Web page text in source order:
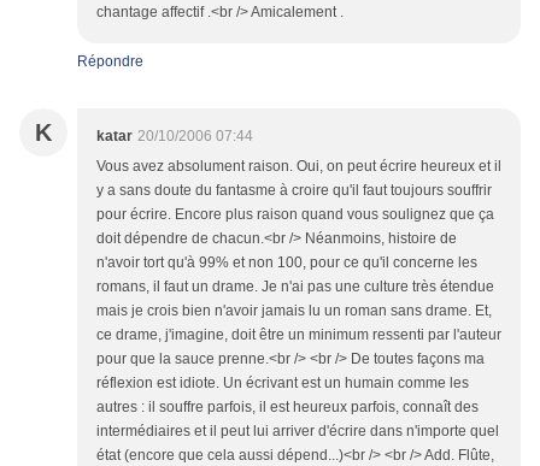
chantage affectif .<br /> Amicalement .
Répondre
K katar 20/10/2006 07:44
Vous avez absolument raison. Oui, on peut écrire heureux et il
y a sans doute du fantasme à croire qu'il faut toujours souffrir
pour écrire. Encore plus raison quand vous soulignez que ça
doit dépendre de chacun.<br /> Néanmoins, histoire de
n'avoir tort qu'à 99% et non 100, pour ce qu'il concerne les
romans, il faut un drame. Je n'ai pas une culture très étendue
mais je crois bien n'avoir jamais lu un roman sans drame. Et,
ce drame, j'imagine, doit être un minimum ressenti par l'auteur
pour que la sauce prenne.<br /> <br /> De toutes façons ma
réflexion est idiote. Un écrivant est un humain comme les
autres : il souffre parfois, il est heureux parfois, connaît des
intermédiaires et il peut lui arriver d'écrire dans n'importe quel
état (encore que cela aussi dépend...)<br /> <br /> Add. Flûte,